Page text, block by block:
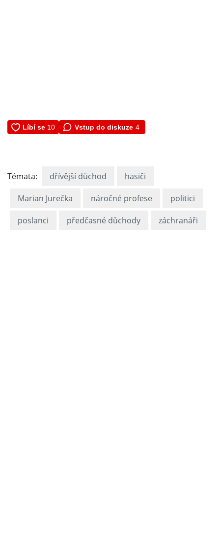
Vstup do diskuze 4
Témata: dřívější důchod hasiči
Marian Jurečka náročné profese politici
poslanci předčasné důchody záchranáři